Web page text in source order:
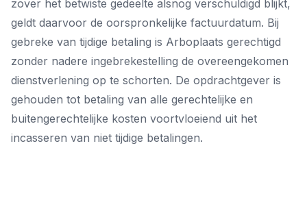
zover het betwiste gedeelte alsnog verschuldigd blijkt,
geldt daarvoor de oorspronkelijke factuurdatum. Bij
gebreke van tijdige betaling is Arboplaats gerechtigd
zonder nadere ingebrekestelling de overeengekomen
dienstverlening op te schorten. De opdrachtgever is
gehouden tot betaling van alle gerechtelijke en
buitengerechtelijke kosten voortvloeiend uit het
incasseren van niet tijdige betalingen.